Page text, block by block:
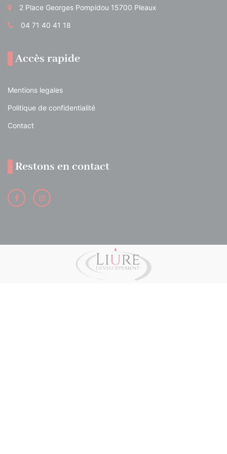
2 Place Georges Pompidou 15700 Pleaux
04 71 40 41 18
Accès rapide
Mentions legales
Politique de confidentialité
Contact
Restons en contact